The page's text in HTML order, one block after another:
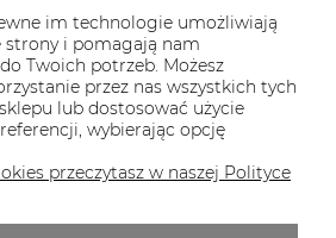
NIP: 5130281419
523313151
Tel.:
796 434 468
biuro@ekopaka.pl
im technologie umożliwiają
strony i pomagają nam
Twoich potrzeb. Możesz
przez nas wszystkich tych
lub dostosować użycie
wybierając opcję
przeczytasz w naszej Polityce